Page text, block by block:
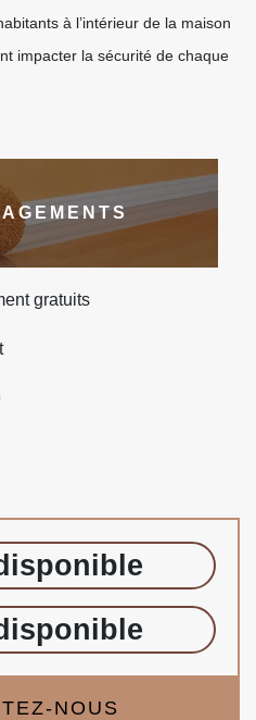
à l’intérieur de la maison
impacter la sécurité de chaque
gratuits
NOUS